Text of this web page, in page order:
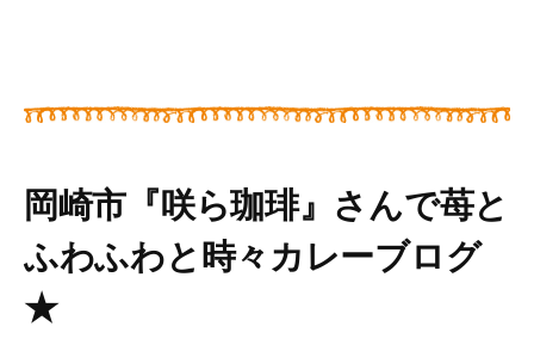
岡崎市『咲ら珈琲』さんで苺と
ふわふわと時々カレーブログ
★